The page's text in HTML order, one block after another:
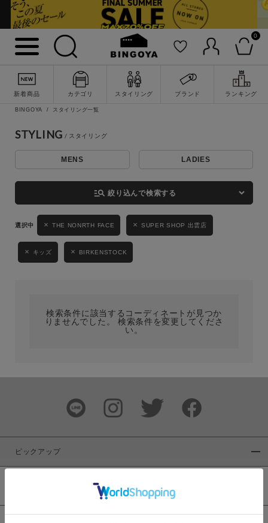
0
新着商品 カテゴリ スタイリング ブランド ランキング
詳細検索
キーワード
性別
MENS LADIES KIDS
ブランド
BINGOYA スタイリング一覧
STYLING
MENS LADIES
manage_search 絞り込んで検索する
THE NONRTH FACE SUPER SHOP 出雲店
キッズ BIRKENSTOCK
検索条件に該当するコーディネートが見つか
りませんでした。 検索条件を変更してくださ
い。
ピックアップ